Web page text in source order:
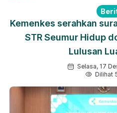
Kemenkes serahkan
STR Seumur Hidup
Lulusan
Selasa, 17
Dilihat